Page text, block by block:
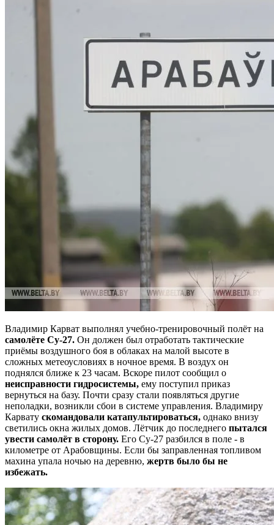
Владимир Карват выполнял учебно-тренировочный полёт на
самолёте Су-27. Он должен был отработать тактические
приёмы воздушного боя в облаках на малой высоте в
сложных метеоусловиях в ночное время. В воздух он
поднялся ближе к 23 часам. Вскоре пилот сообщил о
неисправности гидросистемы, ему поступил приказ
вернуться на базу. Почти сразу стали появляться другие
неполадки, возникли сбои в системе управления. Владимиру
Карвату скомандовали катапультироваться, однако внизу
светились окна жилых домов. Лётчик до последнего пытался
увести самолёт в сторону. Его Су-27 разбился в поле - в
километре от Арабовщины. Если бы заправленная топливом
махина упала ночью на деревню, жертв было бы не
избежать.